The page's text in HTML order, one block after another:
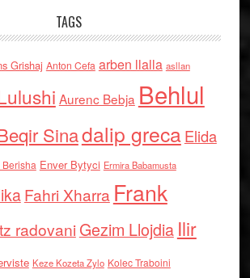
TAGS
Grishaj Anton Cefa arben llalla asllan
Aurenc Bebja Behlul
Sinadalip grecaElida
Berisha Enver Bytyci Ermira Babamusta
Fahri Xharra Frank
radovaniGezim Llojdia Ilir
Keze Kozeta Zylo Kolec Traboini